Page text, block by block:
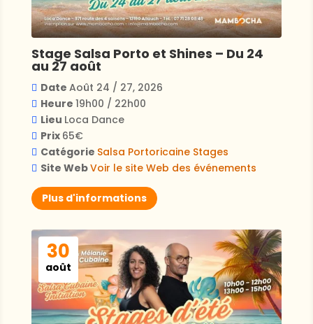
Stage Salsa Porto et Shines – Du 24
au 27 août
Date Août 24 / 27, 2026
Heure 19h00 / 22h00
Lieu Loca Dance
Prix 65€
Catégorie Salsa Portoricaine Stages
Site WebVoir le site Web des événements
Plus d'informations
30
août